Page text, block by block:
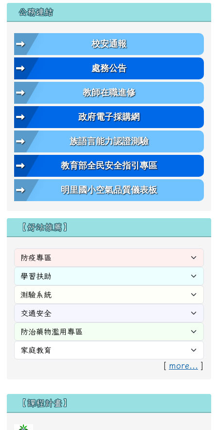
公務連結
校安通報
處務公告
教師在職進修
政府電子採購網
族語言能力認證測驗
教育部全民安全指引專區
明里國小空氣品質儀表板
【好站推薦】
[ more...
右邊區域內容
【課程計畫】